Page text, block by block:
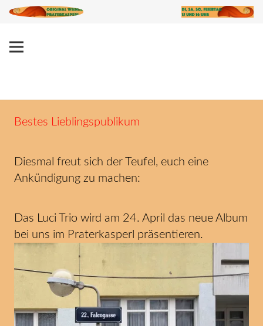
Bestes Lieblingspublikum
Diesmal freut sich der Teufel, euch eine
Ankündigung zu machen:
Das Luci Trio wird am 24. April das neue Album
bei uns im Praterkasperl präsentieren.